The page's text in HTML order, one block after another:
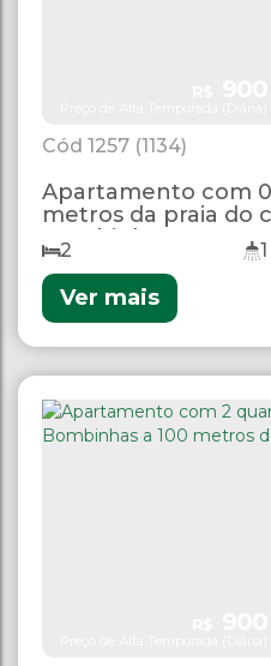
1257 (1134)
Apartamento com
metros da praia do
Bombinhas
2
Ver mais